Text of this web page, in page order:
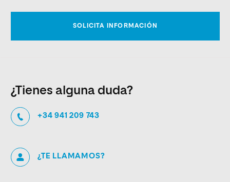
¿Tienes alguna duda?
+34 941 209 743
¿TE LLAMAMOS?